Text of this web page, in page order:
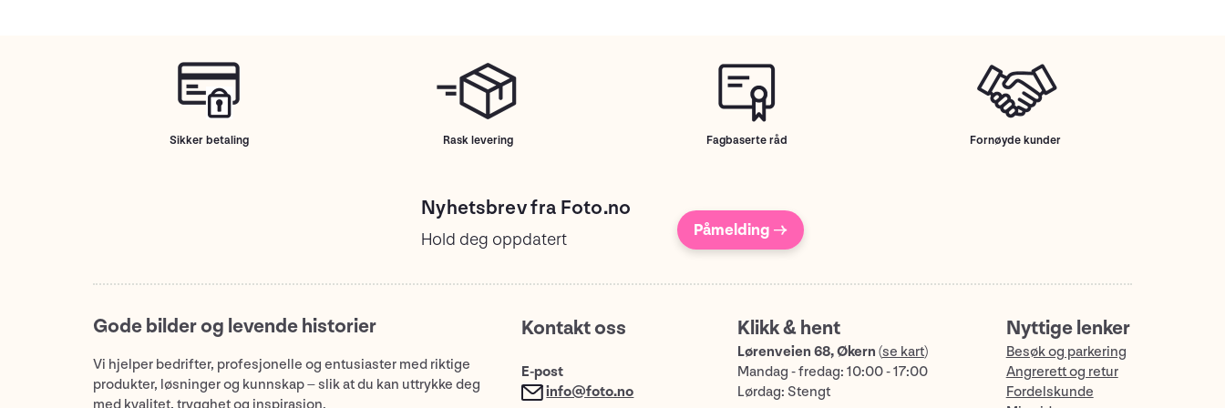
Sikker betaling Rask levering Fagbaserte råd Fornøyde kunder
Nyhetsbrev fra Foto.no
Hold deg oppdatert Påmelding →
Gode bilder og levende historier
Vi hjelper bedrifter, profesjonelle og entusiaster med riktige
produkter, løsninger og kunnskap – slik at du kan uttrykke deg
Kontakt oss
E-post
info@foto.no
Klikk & hent
Lørenveien 68, Økern (se kart)
Mandag - fredag: 10:00 - 17:00
Lørdag: Stengt
Nyttige lenker
Besøk og parkering
Angrerett og retur
Fordelskunde